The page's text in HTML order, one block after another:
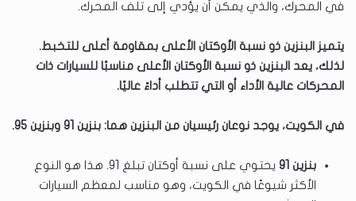
في المحرك، والذي يمكن أن يؤدي إلى تلف المحرك.
يتميز البنزين ذو نسبة الأوكتان الأعلى بمقاومة أعلى للتخبط.
لذلك، يعد البنزين ذو نسبة الأوكتان الأعلى مناسبًا للسيارات ذات
المحركات عالية الأداء أو التي تتطلب أداءً عاليًا.
في الكويت، يوجد نوعان رئيسيان من البنزين هما: بنزين 91 وبنزين 95.
بنزين 91
يحتوي على نسبة أوكتان تبلغ 91. هذا هو النوع
الأكثر شيوعًا في الكويت، وهو مناسب لمعظم السيارات